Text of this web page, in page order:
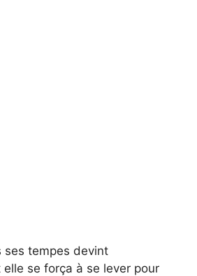
ses tempes devint
se força à se lever pour